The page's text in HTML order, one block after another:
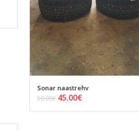
Sonar naastrehv
50.00€ 45.00€